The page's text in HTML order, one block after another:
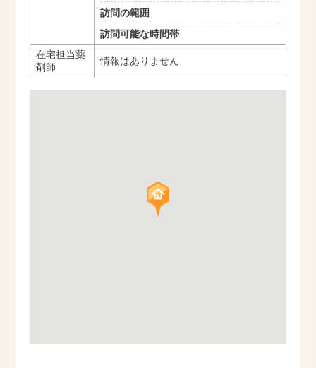
訪問の範囲
訪問可能な時間帯
在宅担当薬
剤師
情報はありません